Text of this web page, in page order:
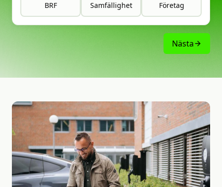
BRF Samfällighet Företag
Nästa